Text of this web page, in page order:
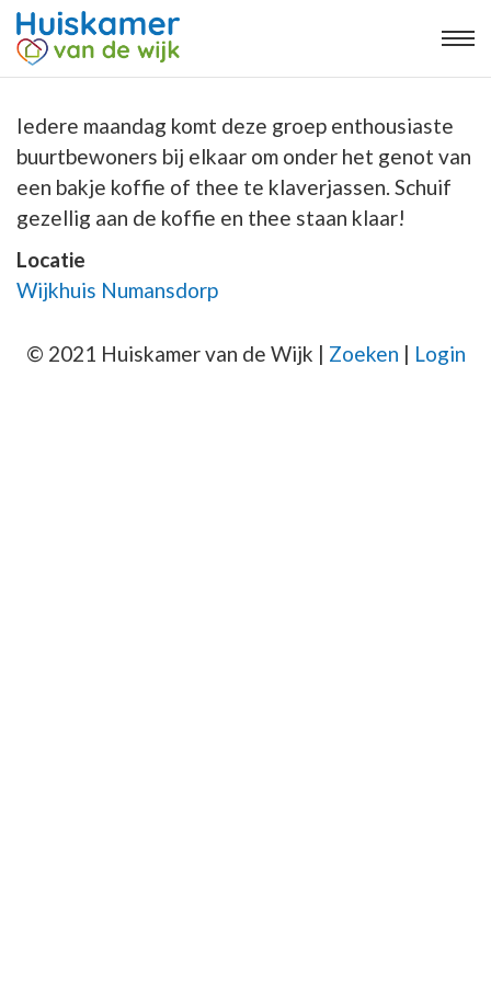
Iedere maandag komt deze groep enthousiaste
buurtbewoners bij elkaar om onder het genot van
een bakje koffie of thee te klaverjassen. Schuif
gezellig aan de koffie en thee staan klaar!
Locatie
Wijkhuis Numansdorp
© 2021 Huiskamer van de Wijk | Zoeken | Login